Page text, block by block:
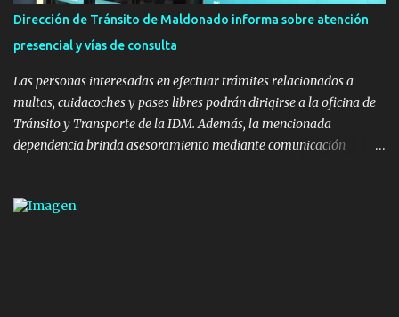
instalaron juegos infantiles y equipamiento urbano (bancos de
nuevos pavimentos e iluminación. La totalidad de estas obras
implicaron una inversión estimada ...
Dirección de Tránsito de Maldonado informa sobre atención
presencial y vías de consulta
Las personas interesadas en efectuar trámites relacionados a
multas, cuidacoches y pases libres podrán dirigirse a la oficina de
Tránsito y Transporte de la IDM. Además, la mencionada
dependencia brinda asesoramiento mediante comunicación
presencial comprende los siguientes trámites: Multas: devolución